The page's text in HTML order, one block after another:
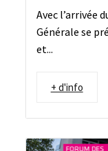
Avec l’arrivée
Générale se
et...
+ d'info